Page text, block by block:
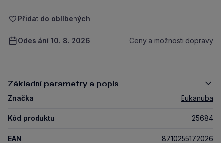
Přidat do oblíbených
Odeslání 10. 8. 2026 Ceny a možnosti dopravy
Základní parametry a popis
Značka Eukanuba
Kód produktu 25684
EAN 8710255172026